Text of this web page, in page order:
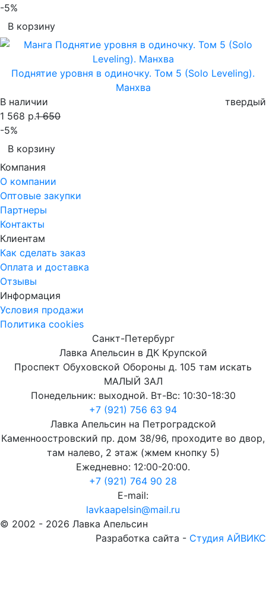
-5%
В корзину
Поднятие уровня в одиночку. Том 5 (Solo Leveling).
Манхва
В наличии
твердый
1 568 р.1 650
-5%
В корзину
Компания
О компании
Оптовые закупки
Партнеры
Контакты
Клиентам
Как сделать заказ
Оплата и доставка
Отзывы
Информация
Условия продажи
Политика cookies
Санкт-Петербург
Лавка Апельсин в ДК Крупской
Проспект Обуховской Обороны д. 105 там искать
МАЛЫЙ ЗАЛ
Понедельник: выходной. Вт-Вс: 10:30-18:30
+7 (921) 756 63 94
Лавка Апельсин на Петроградской
Каменноостровский пр. дом 38/96, проходите во двор,
там налево, 2 этаж (жмем кнопку 5)
Ежедневно: 12:00-20:00.
+7 (921) 764 90 28
E-mail:
lavkaapelsin@mail.ru
© 2002 - 2026 Лавка Апельсин
Разработка сайта - Студия АЙВИКС